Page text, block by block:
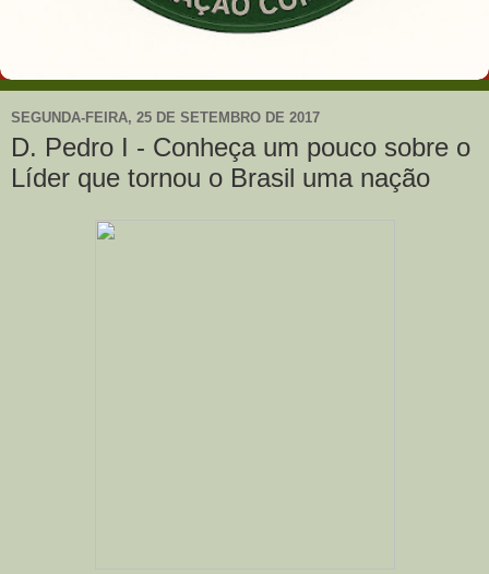
SEGUNDA-FEIRA, 25 DE SETEMBRO DE 2017
D. Pedro I - Conheça um pouco sobre o
Líder que tornou o Brasil uma nação